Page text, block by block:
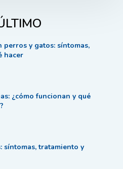
perros y gatos: síntomas,
hacer
¿cómo funcionan y qué
síntomas, tratamiento y